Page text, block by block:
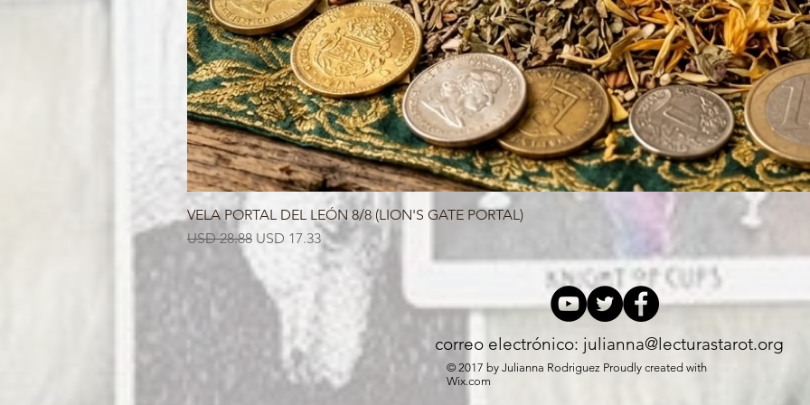
VELA PORTAL DEL LEÓN 8/8 (LION'S GATE PORTAL)
Precio
USD 28.88 Precio de oferta
USD 17.33
correo electrónico: julianna@lecturastarot.org
© 2017 by Julianna Rodriguez Proudly created with
Wix.com